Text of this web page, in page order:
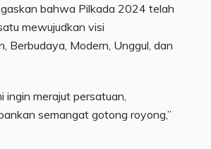
bahwa Pilkada 2024 telah
mewujudkan visi
Berbudaya, Modern, Unggul, dan
ingin merajut persatuan,
semangat gotong royong,”